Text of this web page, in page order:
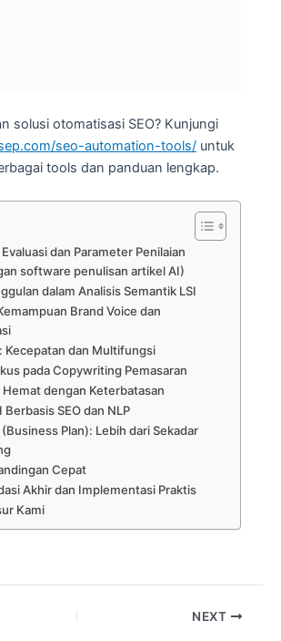
solusi otomatisasi SEO? Kunjungi
seo-automation-tools/ untuk
tools dan panduan lengkap.
dan Parameter Penilaian
software penulisan artikel AI)
dalam Analisis Semantik LSI
Brand Voice dan
Kecepatan dan Multifungsi
pada Copywriting Pemasaran
Hemat dengan Keterbatasan
Berbasis SEO dan NLP
Plan): Lebih dari Sekadar
Cepat
Akhir dan Implementasi Praktis
Kami
NEXT